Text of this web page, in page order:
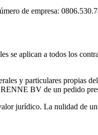
de empresa:
se aplican a todos los
y particulares
BV de un pedido
jurídico. La nulidad de